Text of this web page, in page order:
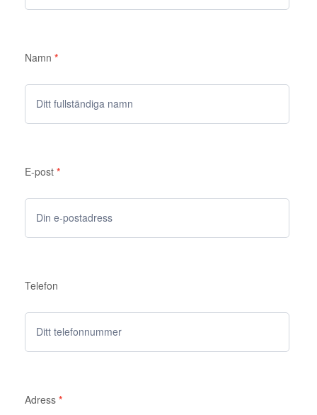
Namn *
E-post *
Telefon
Adress *